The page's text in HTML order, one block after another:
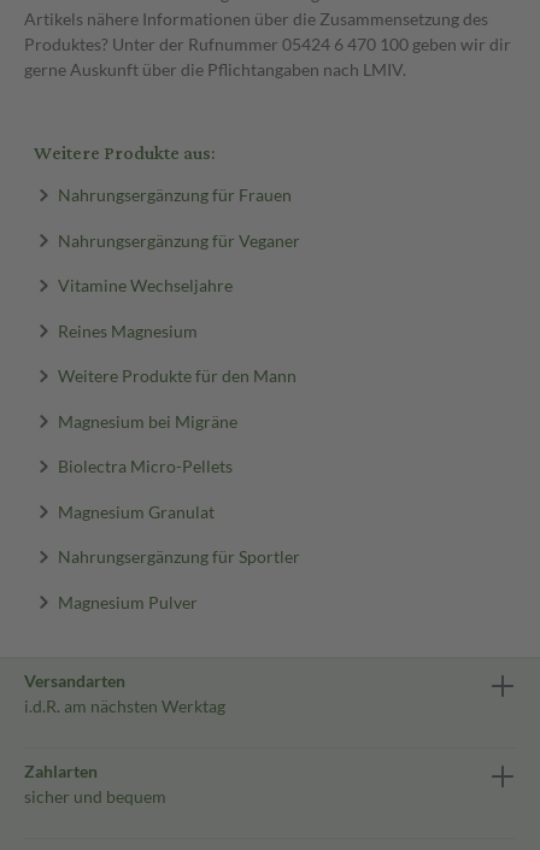
Artikels nähere Informationen über die Zusammensetzung des
Produktes? Unter der Rufnummer 05424 6 470 100 geben wir dir
gerne Auskunft über die Pflichtangaben nach LMIV.
Weitere Produkte aus:
Nahrungsergänzung für Frauen
Nahrungsergänzung für Veganer
Vitamine Wechseljahre
Reines Magnesium
Weitere Produkte für den Mann
Magnesium bei Migräne
Biolectra Micro-Pellets
Magnesium Granulat
Nahrungsergänzung für Sportler
Magnesium Pulver
Versandarten
i.d.R. am nächsten Werktag
Zahlarten
sicher und bequem